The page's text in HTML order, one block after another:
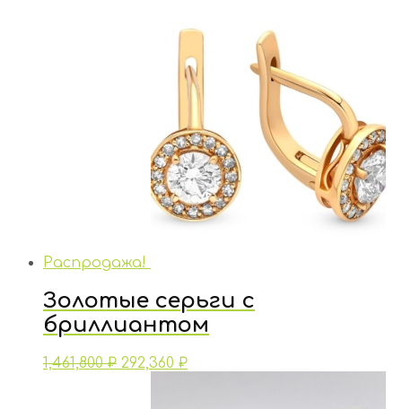
Распродажа!
Золотые серьги с
бриллиантом
1,461,800₽ 292,360 ₽